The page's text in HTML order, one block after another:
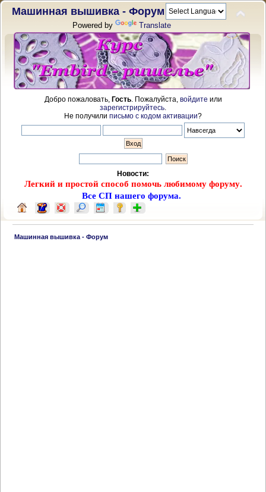
Машинная вышивка - Форум
Powered by Translate
Добро пожаловать, Гость. Пожалуйста, войдите или
зарегистрируйтесь
Не получили письмо с кодом активации?
Новости:
Легкий и простой способ помочь любимому форуму.
Все СП нашего форума.
Машинная вышивка - Форум